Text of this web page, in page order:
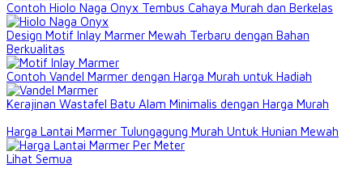
Contoh Hiolo Naga Onyx Tembus Cahaya Murah dan Berkelas
Design Motif Inlay Marmer Mewah Terbaru dengan Bahan
Berkualitas
Contoh Vandel Marmer dengan Harga Murah untuk Hadiah
Kerajinan Wastafel Batu Alam Minimalis dengan Harga Murah
Harga Lantai Marmer Tulungagung Murah Untuk Hunian Mewah
Lihat Semua